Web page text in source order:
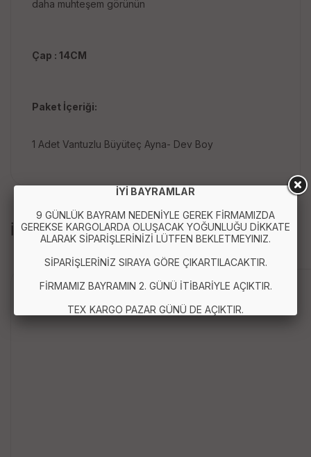
daha muhteşem görünün
Çap : 14CM
Paket İçeriği:
1 Adet Vantuzlu Büyüteç Ayna- Dev Boy
İLGİLİ ÜRÜNLER
İYİ BAYRAMLAR
9 GÜNLÜK BAYRAM NEDENİYLE GEREK FİRMAMIZDA
GEREKSE KARGOLARDA OLUŞACAK YOĞUNLUĞU DİKKATE
ALARAK SİPARİŞLERİNİZİ LÜTFEN BEKLETMEYINIZ.
SİPARİŞLERİNİZ SIRAYA GÖRE ÇIKARTILACAKTIR.
FİRMAMIZ BAYRAMIN 2. GÜNÜ İTİBARİYLE AÇIKTIR.
TEX KARGO PAZAR GÜNÜ DE AÇIKTIR.